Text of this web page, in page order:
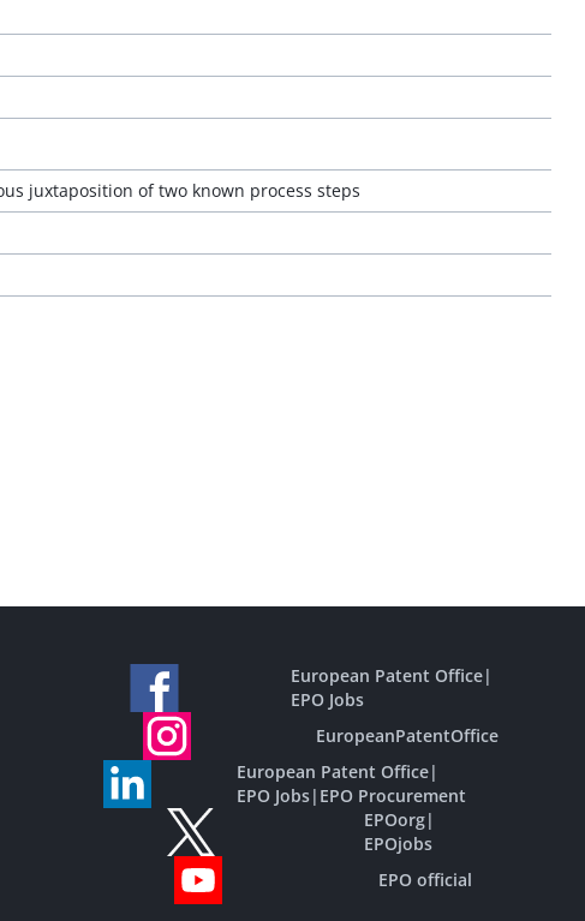
juxtaposition of two known process steps
European Patent Office|
EPO Jobs
EuropeanPatentOffice
European Patent Office|
EPO Jobs| EPO Procurement
EPOorg|
EPOjobs
EPO official